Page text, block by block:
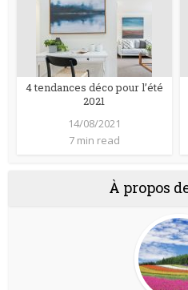
4 tendances déco pour l’été
2021
14/08/2021
7 min read
À propos